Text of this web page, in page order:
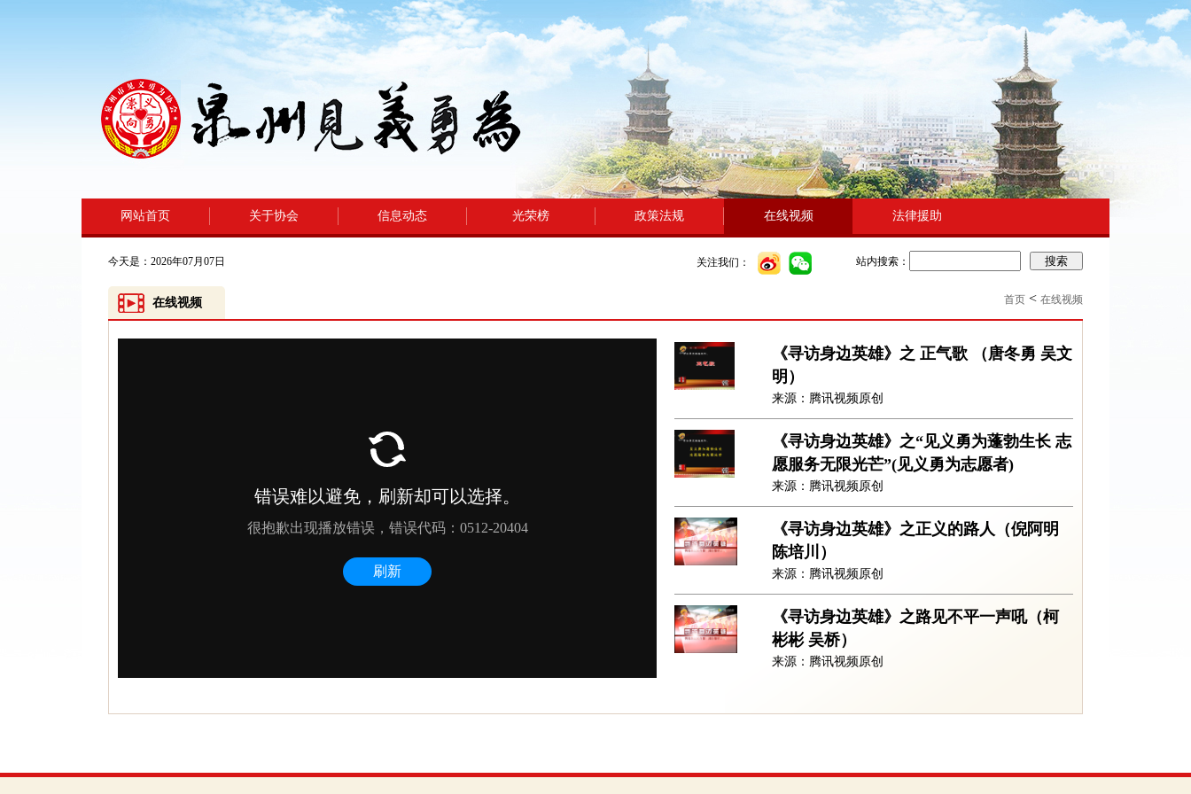
网站首页 关于协会 信息动态 光荣榜 政策法规 在线视频 法律援助
站内搜索： 搜索
关注我们：
今天是：2026年07月07日
首页 < 在线视频
在线视频
《寻访身边英雄》之 正气歌 （唐冬勇 吴文
明）
来源：腾讯视频原创
《寻访身边英雄》之“见义勇为蓬勃生长 志
愿服务无限光芒”(见义勇为志愿者)
来源：腾讯视频原创
《寻访身边英雄》之正义的路人（倪阿明
陈培川）
来源：腾讯视频原创
《寻访身边英雄》之路见不平一声吼（柯
彬彬 吴桥）
来源：腾讯视频原创